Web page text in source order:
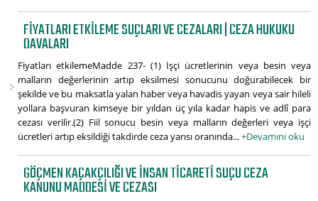
FIYATLARI ETKILEME SUÇLARI VE CEZALARI | CEZA HUKUKU
DAVALARI
Fiyatları etkilemeMadde 237- (1) İşçi ücretlerinin veya besin veya
malların değerlerinin artıp eksilmesi sonucunu doğurabilecek bir
şekilde ve bu maksatla yalan haber veya havadis yayan veya sair hileli
yollara başvuran kimseye bir yıldan üç yıla kadar hapis ve adlî para
cezası verilir.(2) Fiil sonucu besin veya malların değerleri veya işçi
ücretleri artıp eksildiği takdirde ceza yarısı oranında...+Devamını oku
GÖÇMEN KAÇAKÇILIĞI VE İNSAN TICARETI SUÇU CEZA
KANUNU MADDESI VE CEZASI